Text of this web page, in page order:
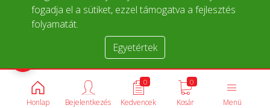
fogadja el a sütiket, ezzel támogatva a fejlesztés
folyamatát.
Egyetértek
Honlap Menü
0
Kosár
0
Kedvencek
Bejelentkezés
Termékek összehasonlítása